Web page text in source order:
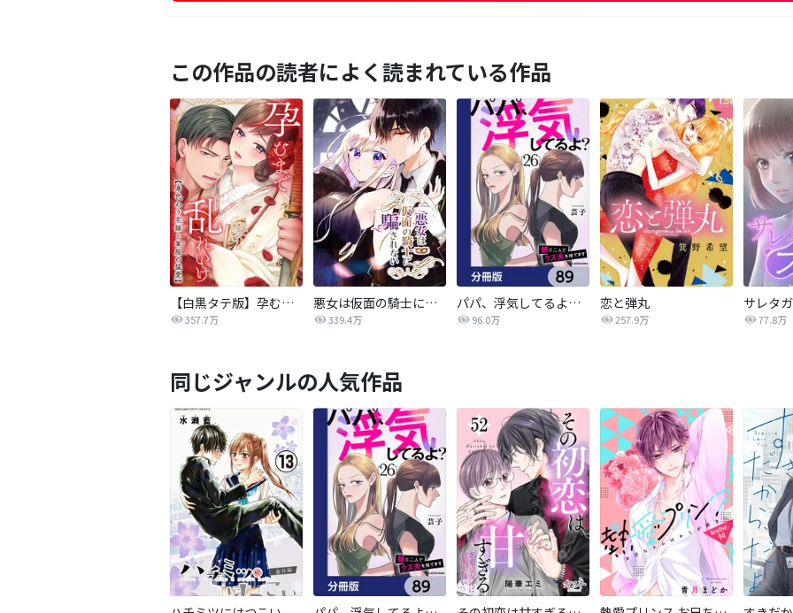
この作品の読者によく読まれている作品
【白黒タテ版】孕むまで乱れいけ～身代わり花嫁と軍服の猛愛
357.7万
悪女は仮面の騎士に騙されない
339.4万
パパ、浮気してるよ？娘と二人でクズ夫を捨てます【分冊版】
96.0万
恋と弾丸
257.9万 77.8万
同じジャンルの人気作品